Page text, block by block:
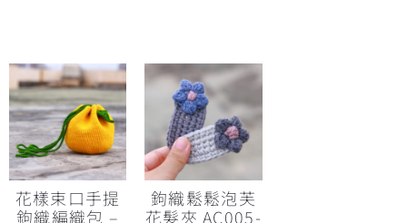
花樣束口手提
鉤織編織包 –
鉤織鬆鬆泡芙
花髮夾 AC005-